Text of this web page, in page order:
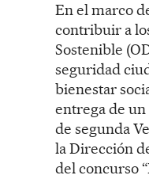
En el marco
contribuir a
Sostenible
seguridad
bienestar
entrega de
de segunda
la Dirección
del concurso